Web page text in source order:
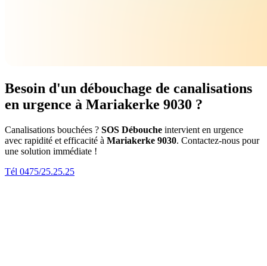
Besoin d'un débouchage de canalisations
en urgence à Mariakerke 9030 ?
Canalisations bouchées ? SOS Débouche intervient en urgence
avec rapidité et efficacité à Mariakerke 9030. Contactez-nous pour
une solution immédiate !
Tél 0475/25.25.25